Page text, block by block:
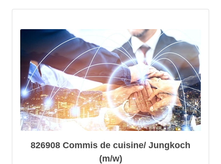
826908 Commis de cuisine/ Jungkoch
(m/w)